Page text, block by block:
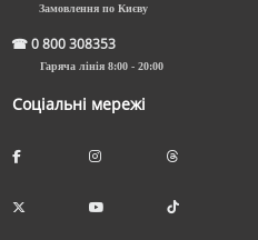
Замовлення по Києву
☎0 800 308353
Гаряча лінія 8:00 - 20:00
Соціальні мережі